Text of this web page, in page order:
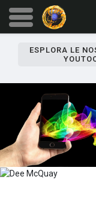
ESPLORA LE